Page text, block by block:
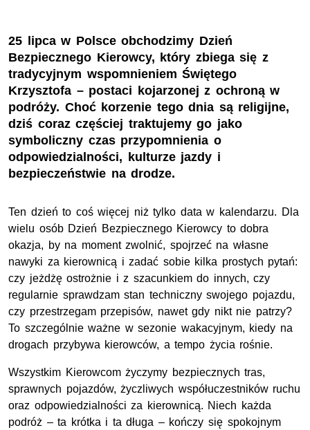
25 lipca w Polsce obchodzimy Dzień
Bezpiecznego Kierowcy, który zbiega się z
tradycyjnym wspomnieniem Świętego
Krzysztofa – postaci kojarzonej z ochroną w
podróży. Choć korzenie tego dnia są religijne,
dziś coraz częściej traktujemy go jako
symboliczny czas przypomnienia o
odpowiedzialności, kulturze jazdy i
bezpieczeństwie na drodze.
Ten dzień to coś więcej niż tylko data w kalendarzu. Dla
wielu osób Dzień Bezpiecznego Kierowcy to dobra
okazja, by na moment zwolnić, spojrzeć na własne
nawyki za kierownicą i zadać sobie kilka prostych pytań:
czy jeżdżę ostrożnie i z szacunkiem do innych, czy
regularnie sprawdzam stan techniczny swojego pojazdu,
czy przestrzegam przepisów, nawet gdy nikt nie patrzy?
To szczególnie ważne w sezonie wakacyjnym, kiedy na
drogach przybywa kierowców, a tempo życia rośnie.
Wszystkim Kierowcom życzymy bezpiecznych tras,
sprawnych pojazdów, życzliwych współuczestników ruchu
oraz odpowiedzialności za kierownicą. Niech każda
podróż – ta krótka i ta długa – kończy się spokojnym